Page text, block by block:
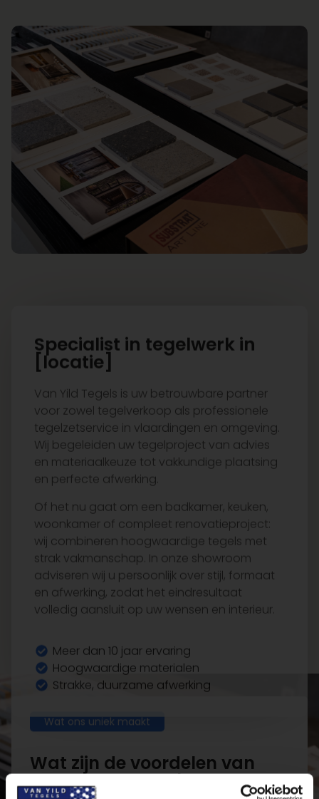
voor zowel tegelverkoop als professionele
tegelzetservice in vlaardingen en omgeving.
en materiaalkeuze tot vakkundige plaatsing
en perfecte afwerking.
Of het nu gaat om een badkamer, keuken,
woonkamer of compleet renovatieproject:
wij combineren hoogwaardige tegels met
adviseren wij u persoonlijk over stijl, formaat
en afwerking, zodat het eindresultaat
volledig aansluit op uw wensen en interieur.
Meer dan 10 jaar ervaring
Hoogwaardige materialen
Strakke, duurzame afwerking
Wat ons uniek maakt
Wat zijn de voordelen van
een ervaren tegelzetters?